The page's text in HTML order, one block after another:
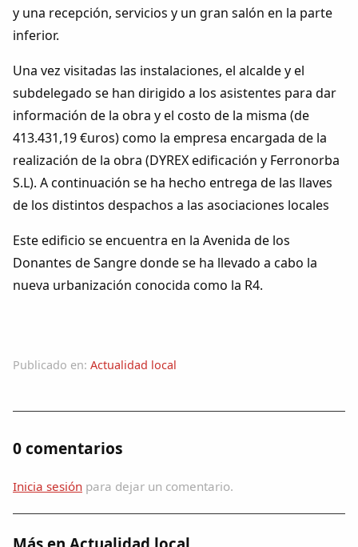
Dichos
Apodos
Peñas
Modo oscuro
y una recepción, servicios y un gran salón en la parte
inferior.
Una vez visitadas las instalaciones, el alcalde y el
subdelegado se han dirigido a los asistentes para dar
información de la obra y el costo de la misma (de
413.431,19 €uros) como la empresa encargada de la
realización de la obra (DYREX edificación y Ferronorba
S.L). A continuación se ha hecho entrega de las llaves
de los distintos despachos a las asociaciones locales
Este edificio se encuentra en la Avenida de los
Donantes de Sangre donde se ha llevado a cabo la
nueva urbanización conocida como la R4.
Publicado en: Actualidad local
0 comentarios
Inicia sesión para dejar un comentario.